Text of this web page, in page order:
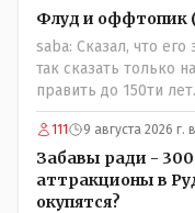
Флуд и оффтопик
saba: Сказал, что
так сказать только
править до 150ти
111 9 августа 2026 г.
Забавы ради -
аттракционы в
окупятся?